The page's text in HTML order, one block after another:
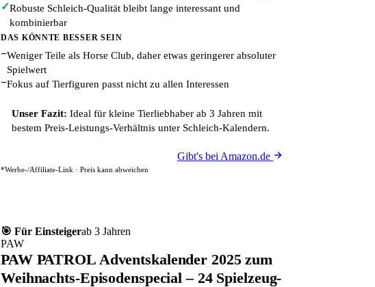
✓Robuste Schleich-Qualität bleibt lange interessant und
kombinierbar
DAS KÖNNTE BESSER SEIN
−Weniger Teile als Horse Club, daher etwas geringerer absoluter
Spielwert
−Fokus auf Tierfiguren passt nicht zu allen Interessen
Unser Fazit: Ideal für kleine Tierliebhaber ab 3 Jahren mit
bestem Preis-Leistungs-Verhältnis unter Schleich-Kalendern.
Gibt's bei Amazon.de
*Werbe-/Affiliate-Link · Preis kann abweichen
🎯 Für Einsteigerab 3 Jahren
PAW
PAW PATROL Adventskalender 2025 zum
Weihnachts-Episodenspecial – 24 Spielzeug-